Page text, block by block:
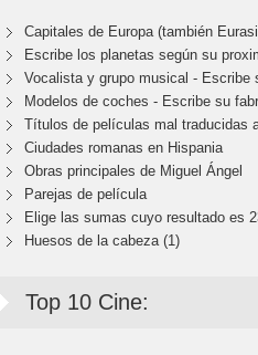
Capitales de Europa (también
Escribe los planetas según su
Vocalista y grupo musical - Escribe
Modelos de coches - Escribe su
Títulos de películas mal traducidas
Ciudades romanas en Hispania
Obras principales de Miguel Ángel
Parejas de película
Elige las sumas cuyo resultado es
Huesos de la cabeza (1)
Top 10 Cine: